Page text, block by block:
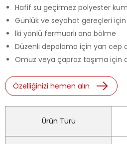
Hafif su geçirmez polyester
Günlük ve seyahat gereçleri için
İki yönlü fermuarlı ana bölme
Düzenli depolama için yan cep
Omuz veya çapraz taşıma için
Özelliğinizi hemen alın
Ürün Türü